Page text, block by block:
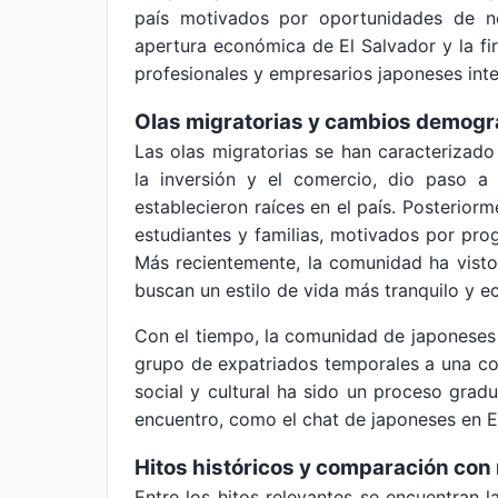
país motivados por oportunidades de
apertura económica de El Salvador y la
profesionales y empresarios japoneses
Olas migratorias y cambios
Las olas migratorias se han
la inversión y el comercio, dio paso a
establecieron raíces en el país.
estudiantes y familias, motivados por
Más recientemente, la comunidad ha
buscan un estilo de vida más tranquilo y
Con el tiempo, la comunidad de
grupo de expatriados temporales a una
social y cultural ha sido un proceso
encuentro, como el chat de japoneses en
Hitos históricos y comparación